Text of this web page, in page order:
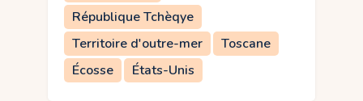
République Tchèqye
Territoire d'outre-mer
Toscane
Écosse
États-Unis